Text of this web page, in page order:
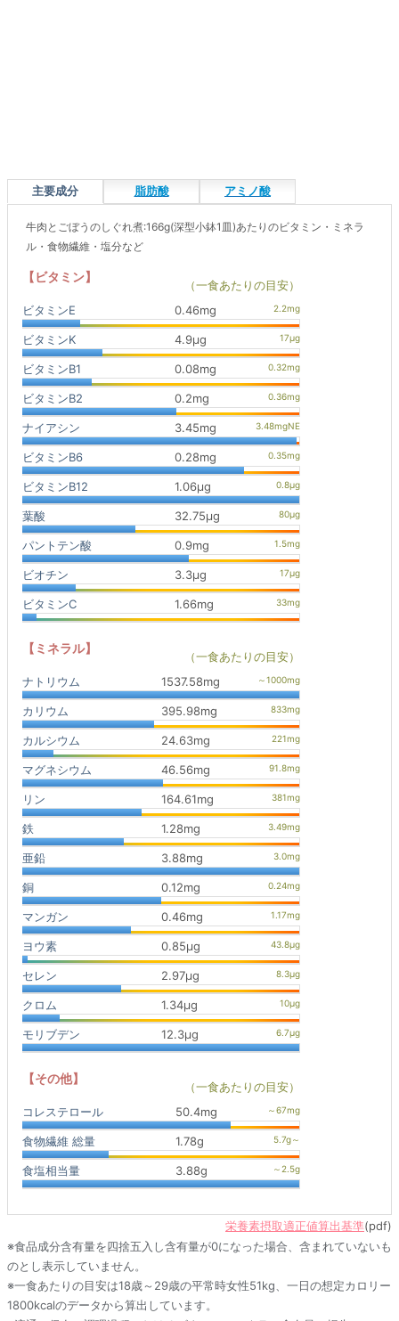
主要成分 脂肪酸 アミノ酸
牛肉とごぼうのしぐれ煮:166g(深型小鉢1皿)あたりのビタミン・ミネラ
ル・食物繊維・塩分など
【ビタミン】
（一食あたりの目安）
ビタミンE
0.46mg
ビタミンK 4.9μg
ビタミンB1 0.08mg
ビタミンB2 0.2mg
ナイアシン 3.45mg
ビタミンB6 0.28mg
ビタミンB12 1.06μg
葉酸 32.75μg
パントテン酸 0.9mg
ビオチン 3.3μg
ビタミンC 1.66mg
【ミネラル】
（一食あたりの目安）
ナトリウム
1537.58mg
カリウム 395.98mg
カルシウム 24.63mg
マグネシウム 46.56mg
リン 164.61mg
鉄 1.28mg
亜鉛 3.88mg
銅 0.12mg
マンガン 0.46mg
ヨウ素 0.85μg
セレン 2.97μg
クロム 1.34μg
モリブデン 12.3μg
【その他】
（一食あたりの目安）
コレステロール
50.4mg
食物繊維 総量 1.78g
食塩相当量 3.88g
栄養素摂取適正値算出基準(pdf)
※食品成分含有量を四捨五入し含有量が0になった場合、含まれていないも
のとし表示していません。
※一食あたりの目安は18歳～29歳の平常時女性51kg、一日の想定カロリー
1800kcalのデータから算出しています。